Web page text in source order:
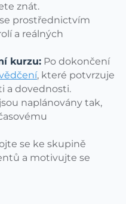
znát.
prostřednictvím
a reálných
kurzu: Po dokončení
, které potvrzuje
a dovednosti.
naplánovány tak,
se ke skupině
a motivujte se